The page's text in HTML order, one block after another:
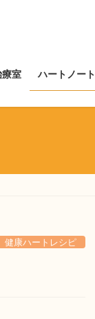
療室 ハートノート
健康ハートレシピ